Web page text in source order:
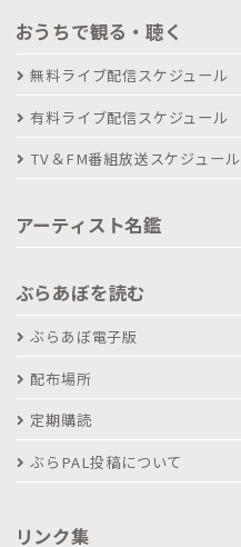
おうちで観る・聴く
無料ライブ配信スケジュール
有料ライブ配信スケジュール
TV＆FM番組放送スケジュール
アーティスト名鑑
ぶらあぼを読む
ぶらあぼ電子版
配布場所
定期購読
ぶらPAL投稿について
リンク集